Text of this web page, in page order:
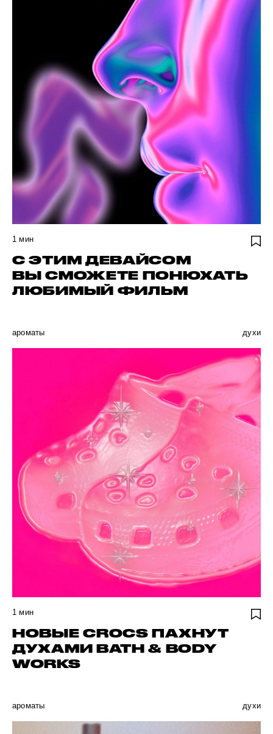
1 мин
С ЭТИМ ДЕВАЙСОМ
ВЫ СМОЖЕТЕ ПОНЮХАТЬ
ЛЮБИМЫЙ ФИЛЬМ
ароматы духи
1 мин
НОВЫЕ CROCS ПАХНУТ
ДУХАМИ BATH & BODY
WORKS
ароматы духи